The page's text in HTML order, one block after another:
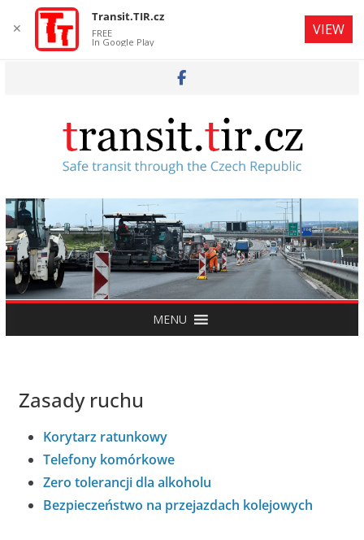
MENU
Zasady ruchu
Korytarz ratunkowy
Telefony komórkowe
Zero tolerancji dla alkoholu
Bezpieczeństwo na przejazdach kolejowych
✕
Transit.TIR.cz
FREE
In Google Play
VIEW